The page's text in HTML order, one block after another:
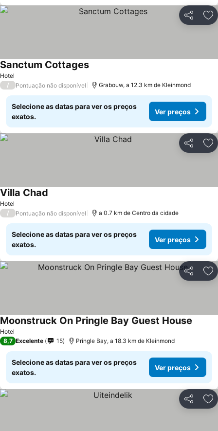
Partilhar
Hotel
Sanctum Cottages
/ Pontuação não disponível Grabouw, a 12.3 km de Kleinmond
Selecione as datas para ver os preços
exatos.
Ver preços
Partilhar
Hotel
Villa Chad
/ Pontuação não disponível a 0.7 km de Centro da cidade
Selecione as datas para ver os preços
exatos.
Ver preços
Partilhar
Hotel
Moonstruck On Pringle Bay Guest House
8,7 Excelente 15 Pringle Bay, a 18.3 km de Kleinmond
Selecione as datas para ver os preços
exatos.
Ver preços
Partilhar